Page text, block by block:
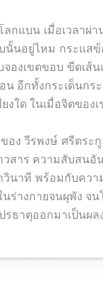
ลกแบน เมื่อเวลา
นั้นอยู่ไหม กระแส
องเขตขอบ ขีดเส้
อีกทั้งกระเด็นกร
งใด ในเมื่อจิตขอ
อง วีรพงษ์ ศรีตร
วสาร ความสับสน
นาที พร้อมกับควา
ร่างกายจนผุพัง จ
รธาตุออกมาเป็นผ